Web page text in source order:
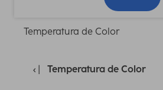
Temperatura de Color
Temperatura de Color